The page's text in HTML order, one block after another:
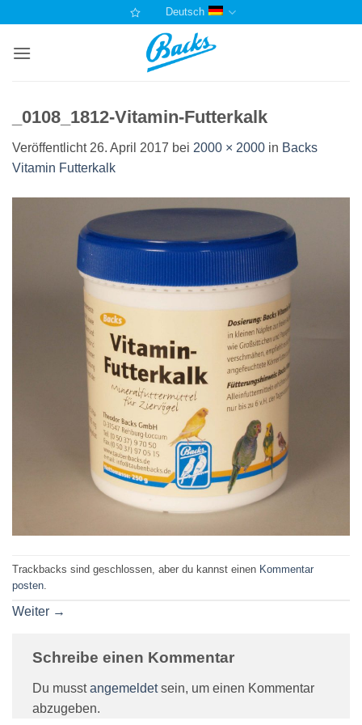
springen
Deutsch
_0108_1812-Vitamin-Futterkalk
Veröffentlicht 26. April 2017 bei 2000 × 2000 in Backs
Vitamin Futterkalk
Trackbacks sind geschlossen, aber du kannst einen Kommentar
posten
Weiter →
Schreibe einen Kommentar
Du musstangemeldetsein, um einen Kommentar
abzugeben.